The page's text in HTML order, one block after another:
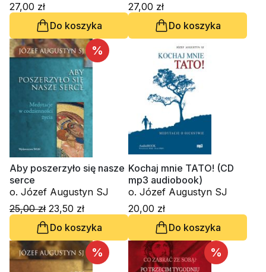
27,00 zł
Do koszyka
27,00 zł
Do koszyka
%
Aby poszerzyło się nasze
serce
o. Józef Augustyn SJ
25,00 zł 23,50 zł
Do koszyka
Kochaj mnie TATO! (CD
mp3 audiobook)
o. Józef Augustyn SJ
20,00 zł
Do koszyka
% %